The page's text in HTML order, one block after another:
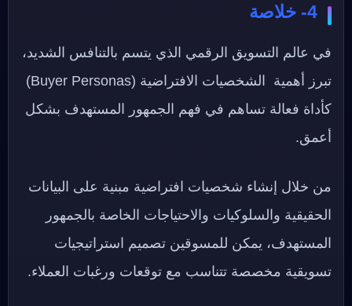
4- خلاصة
في عالم التسويق الرقمي الذي يتسم بالتنافس الشديد،
تبرز أهمية الشخصيات الافتراضية (Buyer Personas)
كأداة فعالة تساهم في فهم الجمهور المستهدف بشكل
أعمق.
من خلال إنشاء شخصيات افتراضية مبنية على البيانات
الحقيقية والسلوكيات والاحتياجات الخاصة بالجمهور
المستهدف، يمكن للمسوقين تصميم استراتيجيات
تسويقية مخصصة تتناسب مع توقعات ورغبات العملاء.